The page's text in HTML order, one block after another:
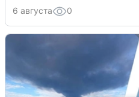
6 августа 0